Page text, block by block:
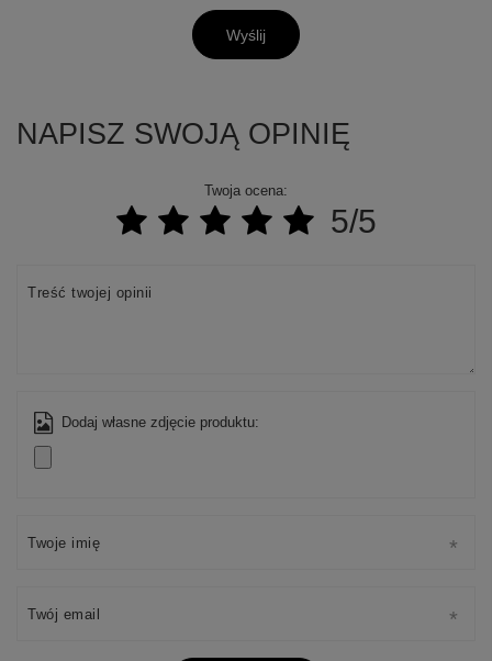
Wyślij
NAPISZ SWOJĄ OPINIĘ
Twoja ocena:
5/5
Treść twojej opinii
Dodaj własne zdjęcie produktu:
Twoje imię
Twój email